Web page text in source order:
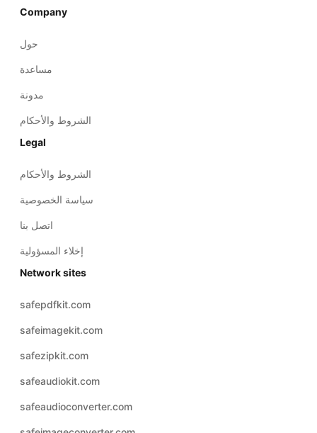
Company
حول
مساعدة
مدونة
الشروط والأحكام
Legal
الشروط والأحكام
سياسة الخصوصية
اتصل بنا
إخلاء المسؤولية
Network sites
safepdfkit.com
safeimagekit.com
safezipkit.com
safeaudiokit.com
safeaudioconverter.com